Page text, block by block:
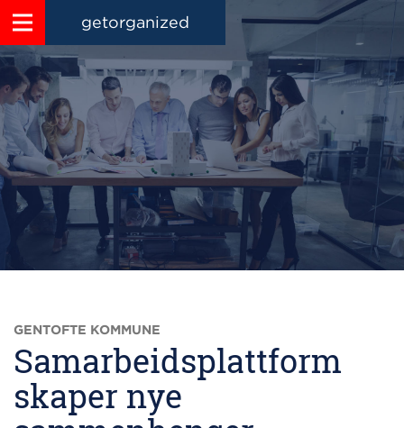
getorganized
GENTOFTE KOMMUNE
Samarbeidsplattform
skaper nye